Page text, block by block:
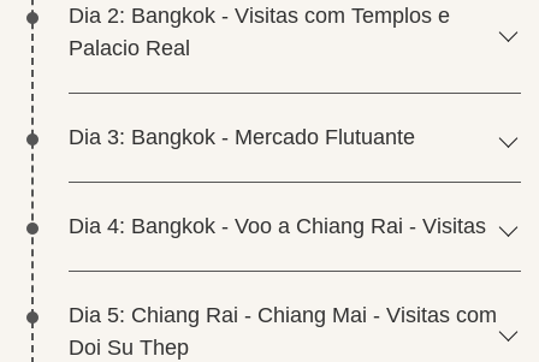
Dia 2: Bangkok - Visitas com Templos e
Palacio Real
Dia 3: Bangkok - Mercado Flutuante
Dia 4: Bangkok - Voo a Chiang Rai - Visitas
Dia 5: Chiang Rai - Chiang Mai - Visitas com
Doi Su Thep